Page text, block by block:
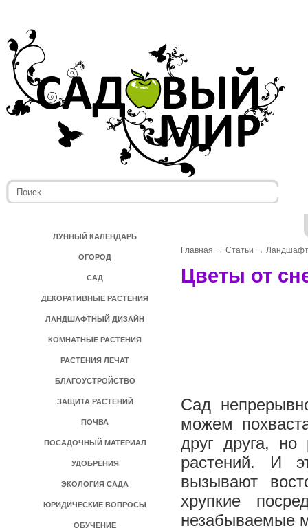
ЛУННЫЙ КАЛЕНДАРЬ
ОГОРОД
САД
ДЕКОРАТИВНЫЕ РАСТЕНИЯ
ЛАНДШАФТНЫЙ ДИЗАЙН
КОМНАТНЫЕ РАСТЕНИЯ
РАСТЕНИЯ ЛЕЧАТ
БЛАГОУСТРОЙСТВО
ЗАЩИТА РАСТЕНИЙ
ПОЧВА
ПОСАДОЧНЫЙ МАТЕРИАЛ
УДОБРЕНИЯ
ЭКОЛОГИЯ САДА
ЮРИДИЧЕСКИЕ ВОПРОСЫ
ОБУЧЕНИЕ
Главная → Статьи →
Цветы от
Сад
можем
друг друга,
растений. И
вызывают
хрупкие
незабываемые